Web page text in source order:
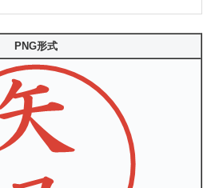
PNG形式